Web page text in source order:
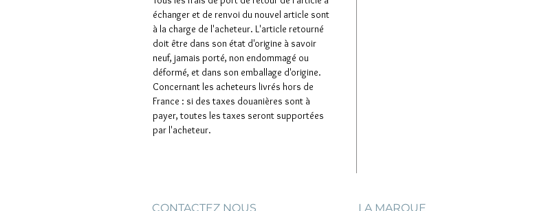
échanger et de renvoi du nouvel article sont
à la charge de l'acheteur. L'article retourné
doit être dans son état d'origine à savoir
neuf, jamais porté, non endommagé ou
déformé, et dans son emballage d'origine.
Concernant les acheteurs livrés hors de
France : si des taxes douanières sont à
payer, toutes les taxes seront supportées
par l'acheteur.
CONTACTEZ NOUS LA MARQUE